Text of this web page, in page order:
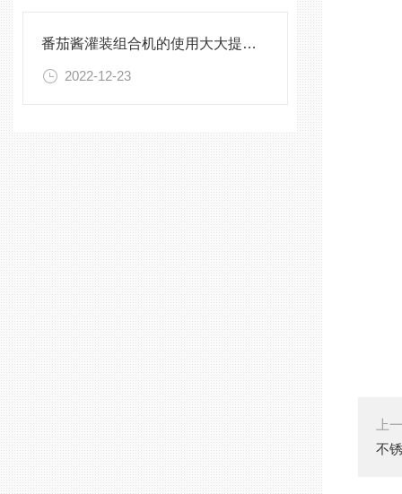
番茄酱灌装组合机的使用大大提高了生产效率
2022-12-23
上
不